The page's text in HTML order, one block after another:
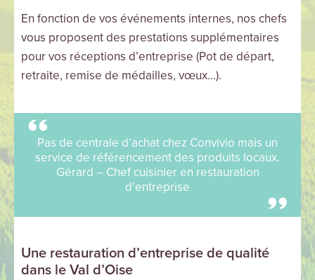
En fonction de vos événements internes, nos chefs
vous proposent des prestations supplémentaires
pour vos réceptions d’entreprise (Pot de départ,
retraite, remise de médailles, vœux…).
Pas de centrale d’achat chez Convivio mais un
service de référencement des produits locaux.
Gérard – Chef cuisinier en restauration
d’entreprise
Une restauration d’entreprise de qualité
dans le Val d’Oise